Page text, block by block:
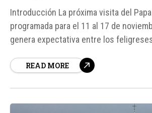
Introducción La próxima visita del
programada para el 11 al 17 de
genera expectativa entre los
su identidad como uno de los
READ MORE